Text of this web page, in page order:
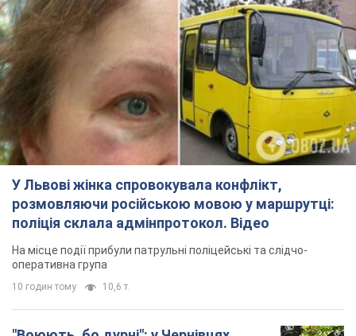
У Львові жінка спровокувала конфлікт,
розмовляючи російською мовою у маршрутці:
поліція склала адмінпротокол. Відео
На місце події прибули патрульні поліцейські та слідчо-
оперативна група
10,6 т.
"Воюють, бо дурні": у Чернівцях
водій автобуса зневажив
українських військових і поплатився.
Відео
та образ військових
"Не слідкує за сексуальністю": у